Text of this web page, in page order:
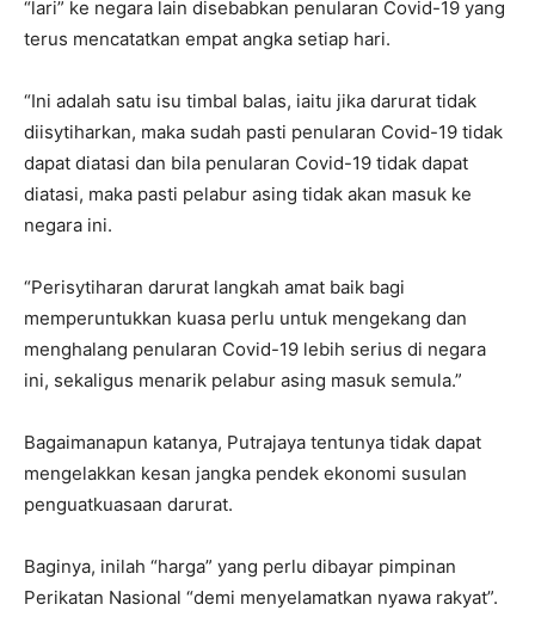
“lari” ke negara lain disebabkan penularan Covid-19 yang
terus mencatatkan empat angka setiap hari.
“Ini adalah satu isu timbal balas, iaitu jika darurat tidak
diisytiharkan, maka sudah pasti penularan Covid-19 tidak
dapat diatasi dan bila penularan Covid-19 tidak dapat
diatasi, maka pasti pelabur asing tidak akan masuk ke
negara ini.
“Perisytiharan darurat langkah amat baik bagi
memperuntukkan kuasa perlu untuk mengekang dan
menghalang penularan Covid-19 lebih serius di negara
ini, sekaligus menarik pelabur asing masuk semula.”
Bagaimanapun katanya, Putrajaya tentunya tidak dapat
mengelakkan kesan jangka pendek ekonomi susulan
penguatkuasaan darurat.
Baginya, inilah “harga” yang perlu dibayar pimpinan
Perikatan Nasional “demi menyelamatkan nyawa rakyat”.